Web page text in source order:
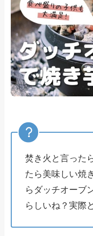
焚き火と言った
たら美味しい焼
らダッチオーブ
らしいね？実際